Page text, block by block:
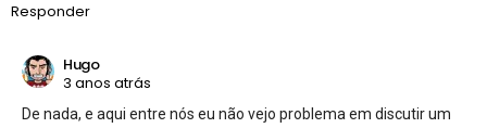
Responder
Hugo
3 anos atrás
De nada, e aqui entre nós eu não vejo problema em discutir um